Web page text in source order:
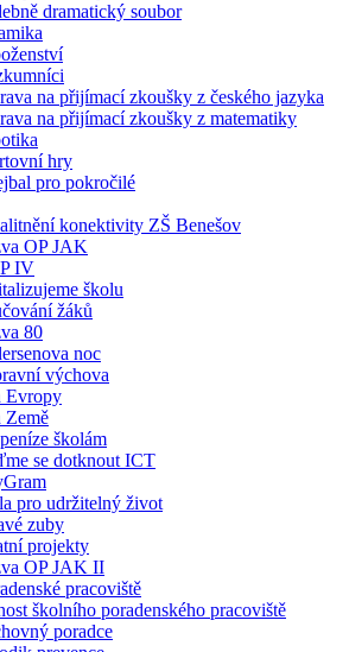
dramatický soubor
na přijímací zkoušky z českého jazyka
na přijímací zkoušky z matematiky
hry
pro pokročilé
konektivity ZŠ Benešov
OP JAK
IV
školu
žáků
80
noc
výchova
Evropy
Země
školám
se dotknout ICT
pro udržitelný život
zuby
projekty
OP JAK II
pracoviště
školního poradenského pracoviště
poradce